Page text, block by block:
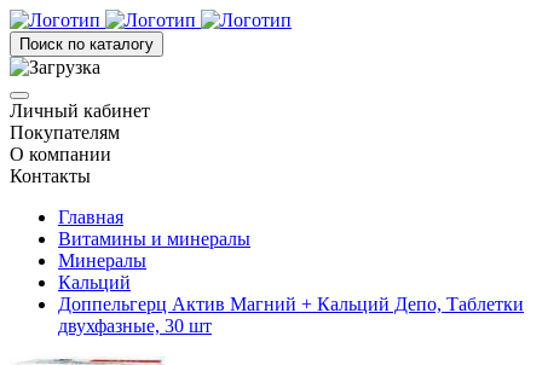
Поиск по каталогу
Личный кабинет
Покупателям
О компании
Контакты
Главная
Витамины и минералы
Минералы
Кальций
Доппельгерц Актив Магний + Кальций Депо, Таблетки
двухфазные, 30 шт